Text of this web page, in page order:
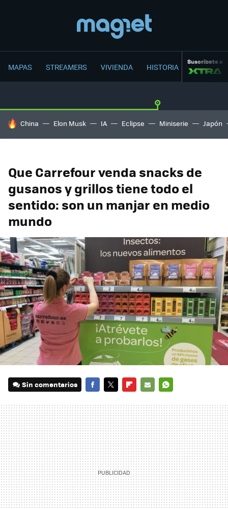
MAPAS STREAMERS VIVIENDA HISTORIA Suscríbete a
HOY SE HABLA DE
China Elon Musk IA Eclipse Miniserie Japón
Que Carrefour venda snacks de
gusanos y grillos tiene todo el
sentido: son un manjar en medio
mundo
Sin comentarios
MAIL